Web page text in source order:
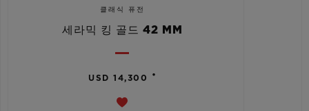
클래식 퓨전
세라믹 킹 골드 42 MM
USD 14,300 •